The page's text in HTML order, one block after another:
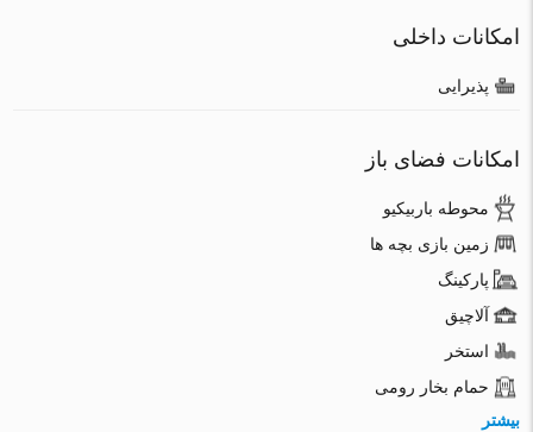
امکانات داخلی
پذیرایی
امکانات فضای باز
محوطه باربیکیو
زمین بازی بچه ها
پارکینگ
آلاچیق
استخر
حمام بخار رومی
بیشتر